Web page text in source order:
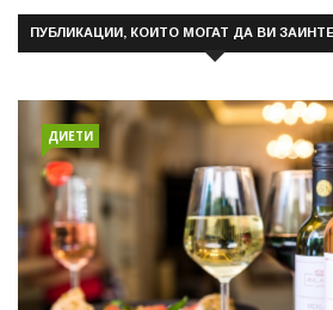
ПУБЛИКАЦИИ, КОИТО МОГАТ ДА ВИ
ДИЕТИ